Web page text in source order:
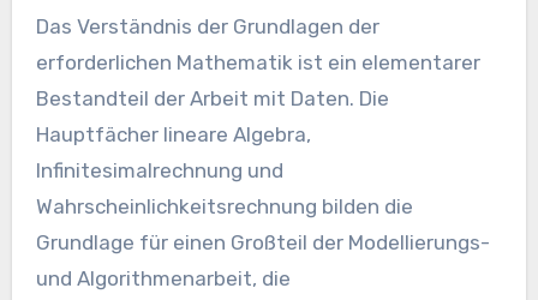
Das Verständnis der Grundlagen der
erforderlichen Mathematik ist ein elementarer
Bestandteil der Arbeit mit Daten. Die
Hauptfächer lineare Algebra,
Infinitesimalrechnung und
Wahrscheinlichkeitsrechnung bilden die
Grundlage für einen Großteil der Modellierungs-
und Algorithmenarbeit, die